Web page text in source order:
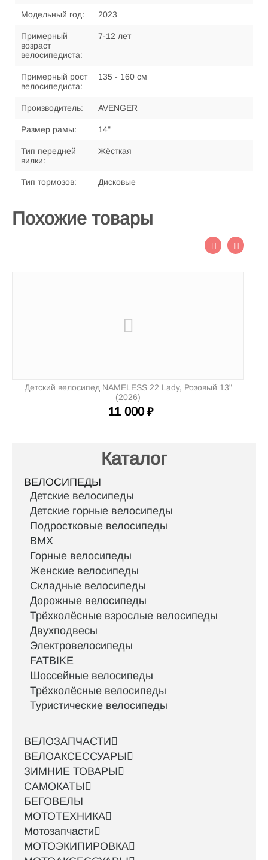
Модельный год: 2023
Примерный
возраст
велосипедиста:
7-12 лет
Примерный рост
велосипедиста:
135 - 160 см
Производитель: AVENGER
Размер рамы: 14"
Тип передней
вилки:
Жёсткая
Тип тормозов: Дисковые
Похожие товары
Детский велосипед NAMELESS 22 Lady, Розовый 13"
(2026)
11 000 ₽
Каталог
ВЕЛОСИПЕДЫ
Детские велосипеды
Детские горные велосипеды
Подростковые велосипеды
BMX
Горные велосипеды
Женские велосипеды
Складные велосипеды
Дорожные велосипеды
Трёхколёсные взрослые велосипеды
Двухподвесы
Электровелосипеды
FATBIKE
Шоссейные велосипеды
Трёхколёсные велосипеды
Туристические велосипеды
ВЕЛОЗАПЧАСТИ
ВЕЛОАКСЕССУАРЫ
ЗИМНИЕ ТОВАРЫ
САМОКАТЫ
БЕГОВЕЛЫ
МОТОТЕХНИКА
Мотозапчасти
МОТОЭКИПИРОВКА